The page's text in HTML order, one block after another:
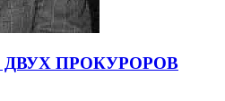
ПРОКУРОРОВ